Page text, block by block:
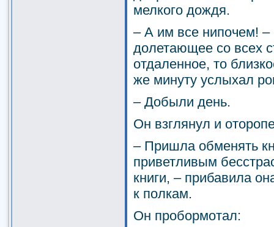
мелкого дождя.
– А им все нипочем! –
долетающее со всех
отдаленное, то
же минуту услыхал
– Добыли день.
Он взглянул и
– Пришла обменять
приветливым
книги, – прибавила
к полкам.
Он пробормотал: